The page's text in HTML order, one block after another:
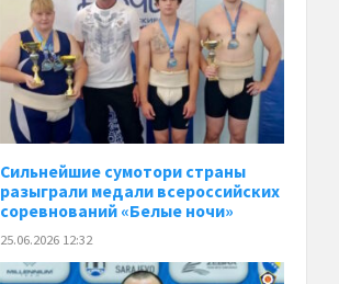
Сильнейшие сумотори страны
разыграли медали всероссийских
соревнований «Белые ночи»
25.06.2026 12:32